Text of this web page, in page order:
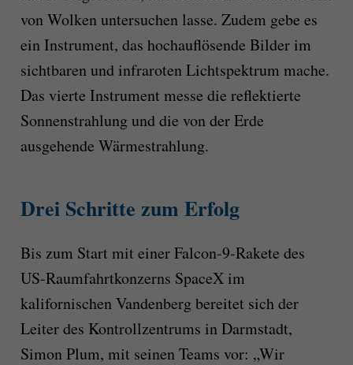
von Wolken untersuchen lasse. Zudem gebe es
ein Instrument, das hochauflösende Bilder im
sichtbaren und infraroten Lichtspektrum mache.
Das vierte Instrument messe die reflektierte
Sonnenstrahlung und die von der Erde
ausgehende Wärmestrahlung.
Drei Schritte zum Erfolg
Bis zum Start mit einer Falcon-9-Rakete des
US-Raumfahrtkonzerns SpaceX im
kalifornischen Vandenberg bereitet sich der
Leiter des Kontrollzentrums in Darmstadt,
Simon Plum, mit seinen Teams vor: „Wir